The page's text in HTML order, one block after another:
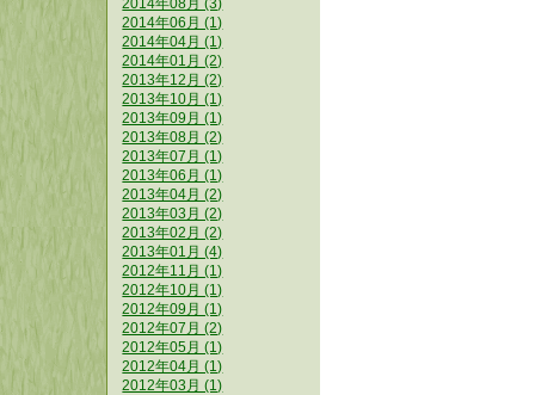
2014年08月 (3)
2014年06月 (1)
2014年04月 (1)
2014年01月 (2)
2013年12月 (2)
2013年10月 (1)
2013年09月 (1)
2013年08月 (2)
2013年07月 (1)
2013年06月 (1)
2013年04月 (2)
2013年03月 (2)
2013年02月 (2)
2013年01月 (4)
2012年11月 (1)
2012年10月 (1)
2012年09月 (1)
2012年07月 (2)
2012年05月 (1)
2012年04月 (1)
2012年03月 (1)